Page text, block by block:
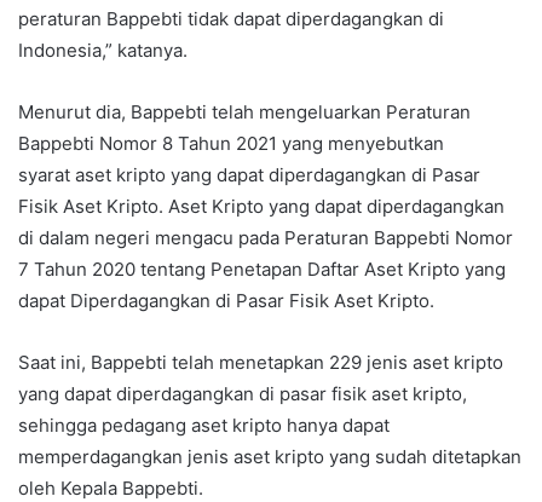
peraturan Bappebti tidak dapat diperdagangkan di
Indonesia,” katanya.
Menurut dia, Bappebti telah mengeluarkan Peraturan
Bappebti Nomor 8 Tahun 2021 yang menyebutkan
syarat aset kripto yang dapat diperdagangkan di Pasar
Fisik Aset Kripto. Aset Kripto yang dapat diperdagangkan
di dalam negeri mengacu pada Peraturan Bappebti Nomor
7 Tahun 2020 tentang Penetapan Daftar Aset Kripto yang
dapat Diperdagangkan di Pasar Fisik Aset Kripto.
Saat ini, Bappebti telah menetapkan 229 jenis aset kripto
yang dapat diperdagangkan di pasar fisik aset kripto,
sehingga pedagang aset kripto hanya dapat
memperdagangkan jenis aset kripto yang sudah ditetapkan
oleh Kepala Bappebti.